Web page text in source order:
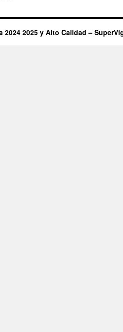
2024 2025 y Alto Calidad –